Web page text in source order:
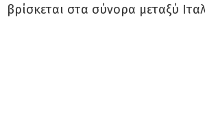
βρίσκεται στα σύνορα μεταξύ